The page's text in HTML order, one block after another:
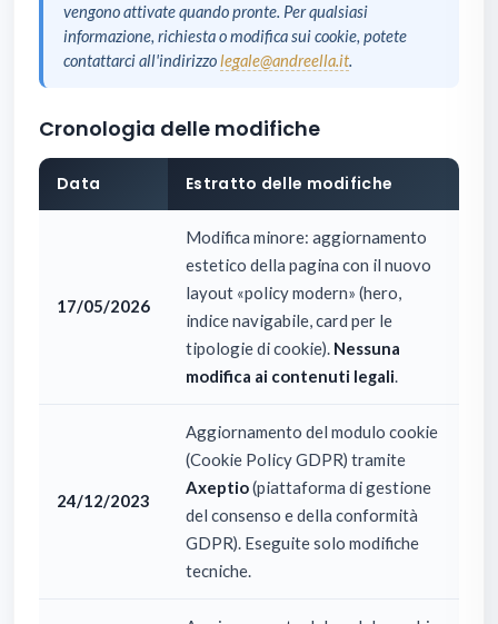
vengono attivate quando pronte. Per qualsiasi
informazione, richiesta o modifica sui cookie, potete
contattarci all'indirizzolegale@andreella.it.
Cronologia delle modifiche
Data Estratto delle modifiche
17/05/2026
Modifica minore: aggiornamento
estetico della pagina con il nuovo
layout «policy modern» (hero,
indice navigabile, card per le
tipologie di cookie). Nessuna
modifica ai contenuti legali.
24/12/2023
Aggiornamento del modulo cookie
(Cookie Policy GDPR) tramite
Axeptio(piattaforma di gestione
del consenso e della conformità
GDPR). Eseguite solo modifiche
tecniche.